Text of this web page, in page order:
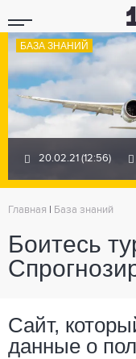
БАЗА ЗНАНИЙ
20.02.21 (12:56)
Главная База знаний
Боитесь
Сайт,
данные о